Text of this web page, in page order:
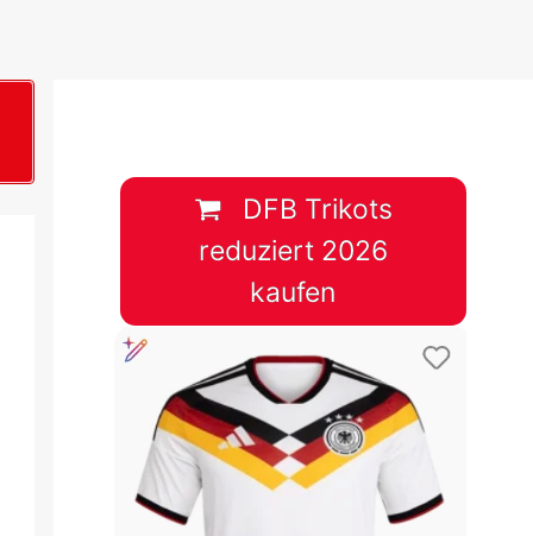
&
&
DFB Trikots
reduziert 2026
kaufen